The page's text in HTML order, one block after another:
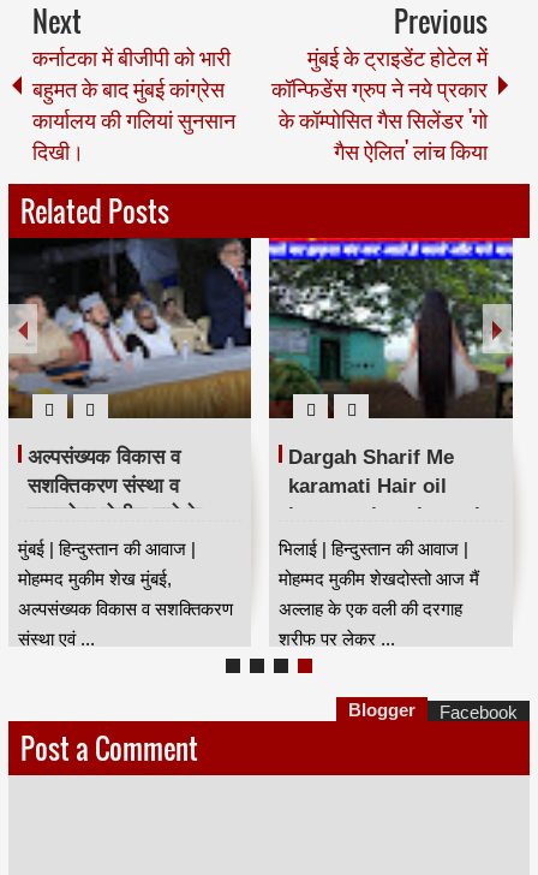
Next
कर्नाटका में बीजीपी को भारी
बहुमत के बाद मुंबई कांग्रेस
कार्यालय की गलियां सुनसान
दिखी।
Previous
मुंबई के ट्राइडेंट होटेल में
कॉन्फिडेंस ग्रुप ने नये प्रकार
के कॉम्पोसित गैस सिलेंडर 'गो
गैस ऐलित' लांच किया
Related Posts
अल्पसंख्यक विकास व
सशक्तिकरण संस्था व
घाटकोपर पोलीस ठाणे के
संयुक्त तत्वावधान में नशा
मुक्ति अभियान
मुंबई | हिन्दुस्तान की आवाज |
मोहम्मद मुकीम शेख मुंबई,
अल्पसंख्यक विकास व सशक्तिकरण
संस्था एवं ...
Dargah Sharif Me
karamati Hair oil
karamat jaan kar sab
hairan | दरगाह शरीफ में
करामाती बालो का तेल😍
भिलाई | हिन्दुस्तान की आवाज |
मोहम्मद मुकीम शेखदोस्तो आज मैं
अल्लाह के एक वली की दरगाह
शरीफ पर लेकर ...
Post a Comment
Blogger Facebook